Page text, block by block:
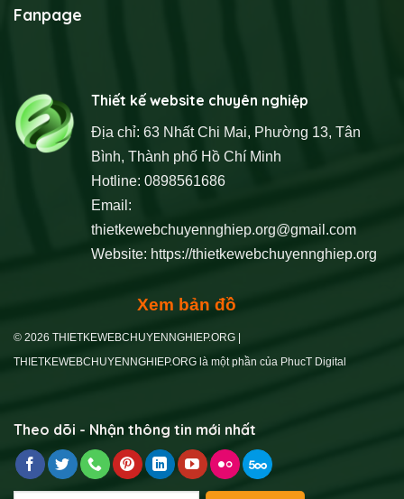
Fanpage
Thiết kế website chuyên nghiệp
Địa chỉ: 63 Nhất Chi Mai, Phường 13, Tân
Bình, Thành phố Hồ Chí Minh
Hotline: 0898561686
Email:
thietkewebchuyennghiep.org@gmail.com
Website: https://thietkewebchuyennghiep.org
Xem bản đồ
© 2026 THIETKEWEBCHUYENNGHIEP.ORG |
THIETKEWEBCHUYENNGHIEP.ORG là một phần của PhucT Digital
Theo dõi - Nhận thông tin mới nhất